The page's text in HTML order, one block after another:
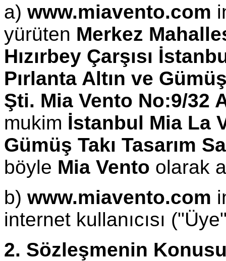
a) www.miavento.com
yürüten Merkez
Hızırbey Çarşısı
Pırlanta Altın ve
Şti. Mia Vento No:9/32
mukim İstanbul Mia La
Gümüş Takı Tasarım
böyle Mia Vento olarak
b) www.miavento.com
internet kullanıcısı
2. Sözleşmenin